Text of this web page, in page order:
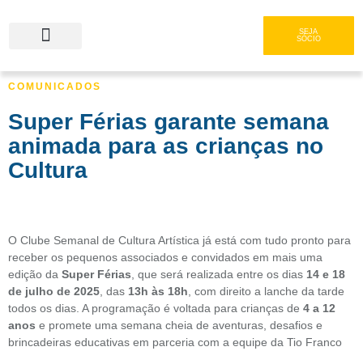
SEJA
SÓCIO
COMUNICADOS
Super Férias garante semana
animada para as crianças no
Cultura
O Clube Semanal de Cultura Artística já está com tudo pronto para
receber os pequenos associados e convidados em mais uma
edição da Super Férias , que será realizada entre os dias 14 e 18
de julho de 2025 , das 13h às 18h , com direito a lanche da tarde
todos os dias. A programação é voltada para crianças de 4 a 12
anos e promete uma semana cheia de aventuras, desafios e
brincadeiras educativas em parceria com a equipe da Tio Franco